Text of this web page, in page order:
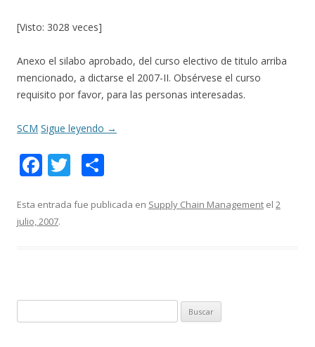
[Visto: 3028 veces]
Anexo el silabo aprobado, del curso electivo de titulo arriba
mencionado, a dictarse el 2007-II. Obsérvese el curso
requisito por favor, para las personas interesadas.
SCM Sigue leyendo →
F
e
b
k
T
itt m
r
Esta entrada fue publicada en Supply Chain Management el 2
julio, 2007.
u